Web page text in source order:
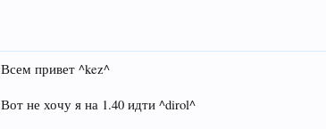
Всем привет ^kez^
Вот не хочу я на 1.40 идти ^dirol^